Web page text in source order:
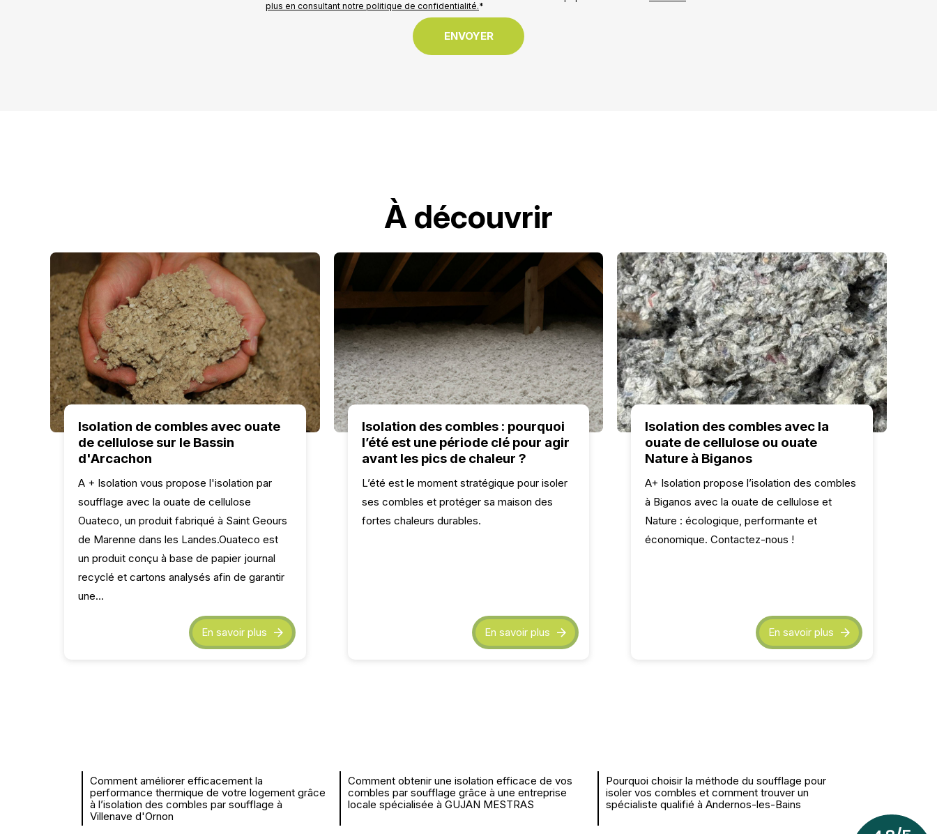
plus en consultant notre politique de confidentialité.*
À découvrir
Isolation de combles avec ouate
de cellulose sur le Bassin
d'Arcachon
A + Isolation vous propose l'isolation par
soufflage avec la ouate de cellulose
Ouateco, un produit fabriqué à Saint Geours
de Marenne dans les Landes.Ouateco est
un produit conçu à base de papier journal
recyclé et cartons analysés afin de garantir
une...
En savoir plus
Isolation des combles : pourquoi
l’été est une période clé pour agir
avant les pics de chaleur ?
L’été est le moment stratégique pour isoler
ses combles et protéger sa maison des
fortes chaleurs durables.
En savoir plus
Isolation des combles avec la
ouate de cellulose ou ouate
Nature à Biganos
A+ Isolation propose l’isolation des combles
à Biganos avec la ouate de cellulose et
Nature : écologique, performante et
économique. Contactez-nous !
En savoir plus
Comment améliorer efficacement la
performance thermique de votre logement grâce
à l’isolation des combles par soufflage à
Villenave d'Ornon
Comment obtenir une isolation efficace de vos
combles par soufflage grâce à une entreprise
locale spécialisée à GUJAN MESTRAS
Pourquoi choisir la méthode du soufflage pour
isoler vos combles et comment trouver un
spécialiste qualifié à Andernos-les-Bains